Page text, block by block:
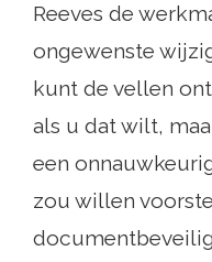
Reeves de
ongewenste
kunt de vellen
als u dat wilt,
een
zou willen